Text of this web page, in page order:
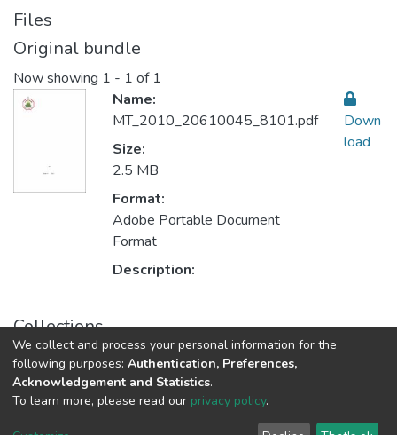
Files
Original bundle
Now showing 1 - 1 of 1
Name:
MT_2010_20610045_8101.pdf
Size:
2.5 MB
Format:
Adobe Portable Document
Format
Description:
Down
load
Collections
Teaching Methods أساليب التدريس
We collect and process your personal information for the
following purposes: Authentication, Preferences,
Acknowledgement and Statistics.
To learn more, please read our privacy policy.